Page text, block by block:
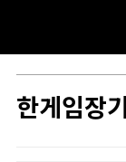
한게임장